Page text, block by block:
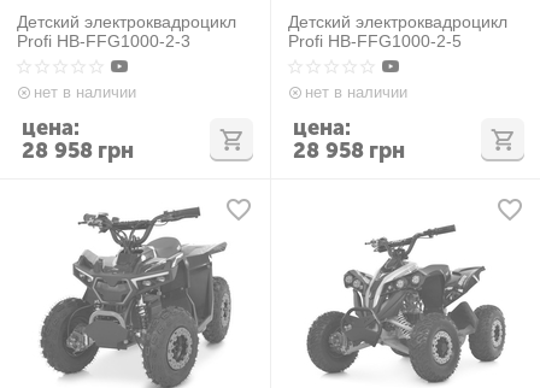
Детский электроквадроцикл
Profi HB-FFG1000-2-3
нет в наличии
28 958 грн
цена:
Детский электроквадроцикл
Profi HB-FFG1000-2-5
нет в наличии
28 958 грн
цена: